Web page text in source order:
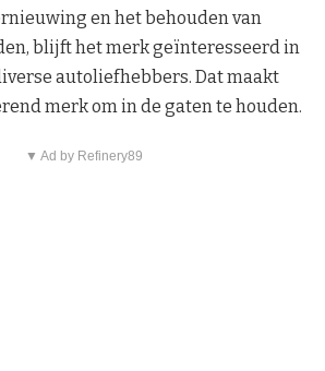
en het behouden van
blijft het merk geïnteresseerd in
autoliefhebbers. Dat maakt
merk om in de gaten te houden.
▼ Ad by Refinery89